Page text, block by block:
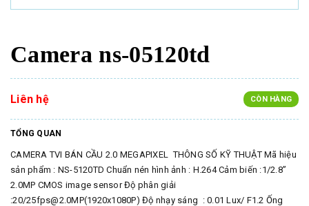
Camera ns-05120td
Liên hệ CÒN HÀNG
TỔNG QUAN
CAMERA TVI BÁN CẦU 2.0 MEGAPIXEL THÔNG SỐ KỸ THUẬT Mã hiệu
sản phẩm : NS-5120TD Chuẩn nén hình ảnh : H.264 Cảm biến :1/2.8”
2.0MP CMOS image sensor Độ phân giải
:20/25fps@2.0MP(1920x1080P) Độ nhạy sáng : 0.01 Lux/ F1.2 Ống